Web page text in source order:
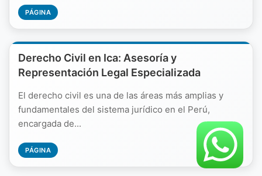
PÁGINA
Derecho Civil en Ica: Asesoría y
Representación Legal Especializada
El derecho civil es una de las áreas más amplias y
fundamentales del sistema jurídico en el Perú,
encargada de...
PÁGINA